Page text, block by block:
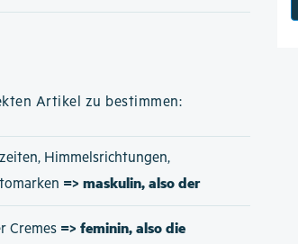
Artikel zu bestimmen:
Himmelsrichtungen,
=> maskulin, also der
Cremes => feminin, also die